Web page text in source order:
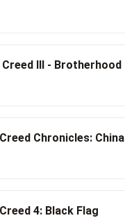
III - Brotherhood
Chronicles: China
4: Black Flag